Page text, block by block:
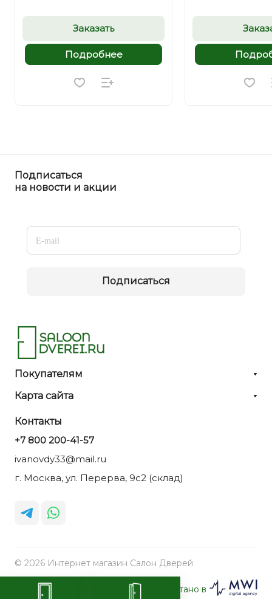
Заказать
Подробнее
Подписаться
на новости и акции
Подписаться
Покупателям
Карта сайта
Контакты
+7 800 200-41-57
ivanovdy33@mail.ru
г. Москва, ул. Перерва, 9с2 (склад)
© 2026 Интернет магазин Салон Дверей
Разработано в